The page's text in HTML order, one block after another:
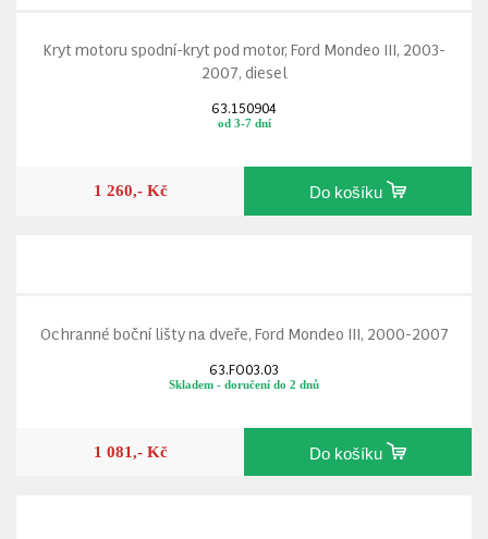
Kryt motoru spodní-kryt pod motor, Ford Mondeo III, 2003-
2007, diesel
63.150904
od 3-7 dní
1 260,- Kč Do košíku
Ochranné boční lišty na dveře, Ford Mondeo III, 2000-2007
63.FO03.03
Skladem - doručení do 2 dnů
1 081,- Kč Do košíku